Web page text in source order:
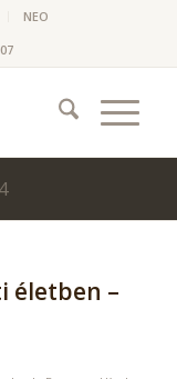
NEO
életben –